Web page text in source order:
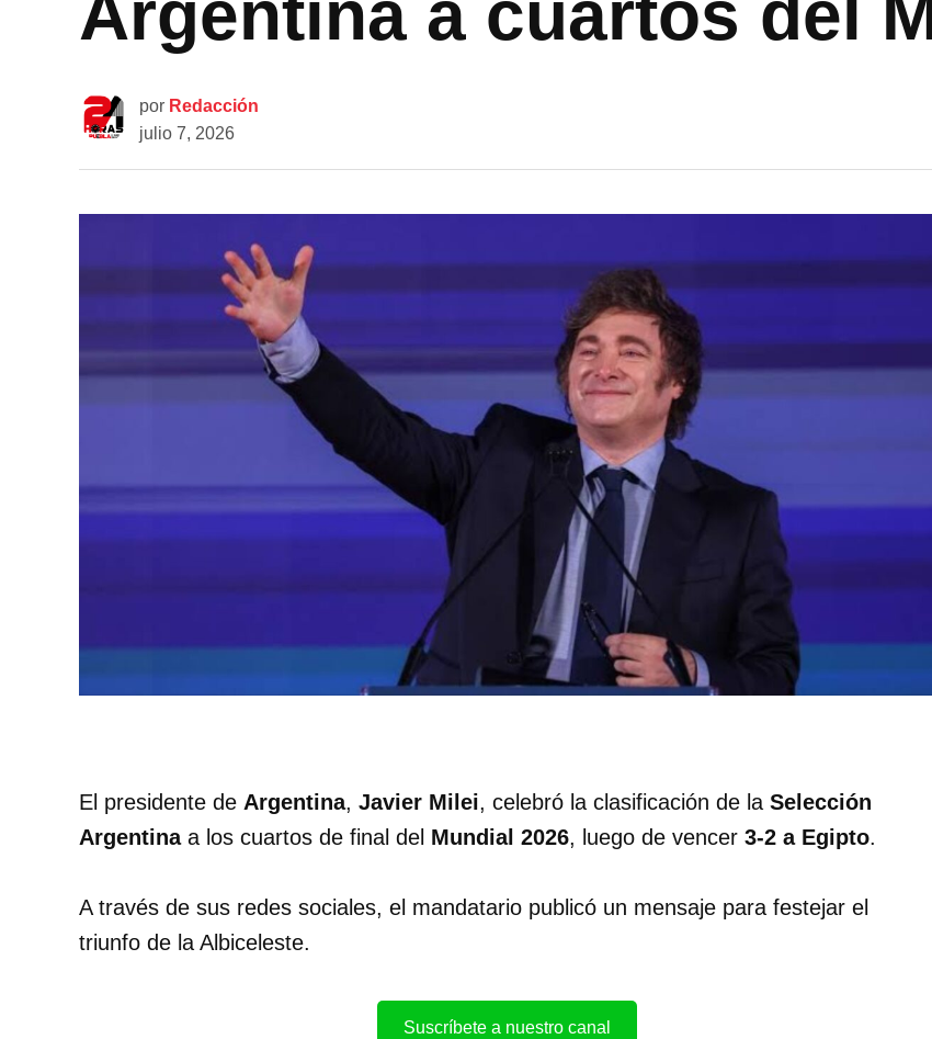
por Redacción
julio 7, 2026
El presidente de Argentina, Javier Milei, celebró la clasificación de la Selección
Argentinaa los cuartos de final del Mundial 2026, luego de vencer 3-2 a Egipto.
A través de sus redes sociales, el mandatario publicó un mensaje para festejar el
triunfo de la Albiceleste.
Suscríbete a nuestro canal